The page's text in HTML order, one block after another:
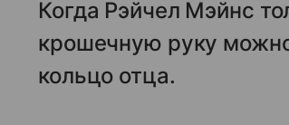
Когда Рэйчел Мэйнс
крошечную руку
кольцо отца.